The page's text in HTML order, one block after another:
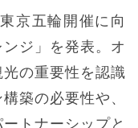
京五輪開催に向
ジ」を発表。オ
の重要性を認識
築の必要性や、
トナーシップと